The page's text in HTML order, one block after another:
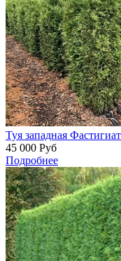
Туя западная
45 000 Руб
Подробнее